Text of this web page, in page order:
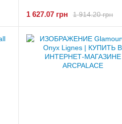
1 914.20 грн
1 627.07 грн